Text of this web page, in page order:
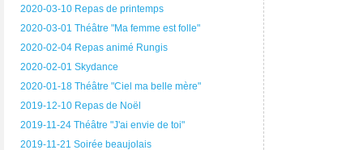
2020-03-10 Repas de printemps
2020-03-01 Théâtre "Ma femme est folle"
2020-02-04 Repas animé Rungis
2020-02-01 Skydance
2020-01-18 Théâtre "Ciel ma belle mère"
2019-12-10 Repas de Noël
2019-11-24 Théâtre "J'ai envie de toi"
2019-11-21 Soirée beaujolais